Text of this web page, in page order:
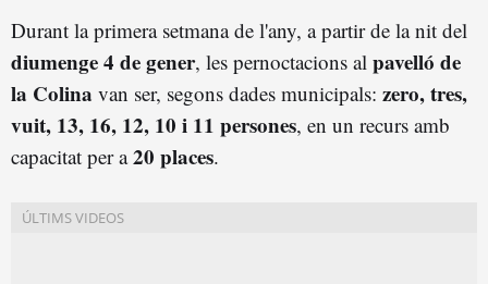
Durant la primera setmana de l'any, a partir de la nit del
diumenge 4 de gener, les pernoctacions al pavelló de
la Colina van ser, segons dades municipals: zero, tres,
vuit, 13, 16, 12, 10 i 11 persones, en un recurs amb
capacitat per a20 places.